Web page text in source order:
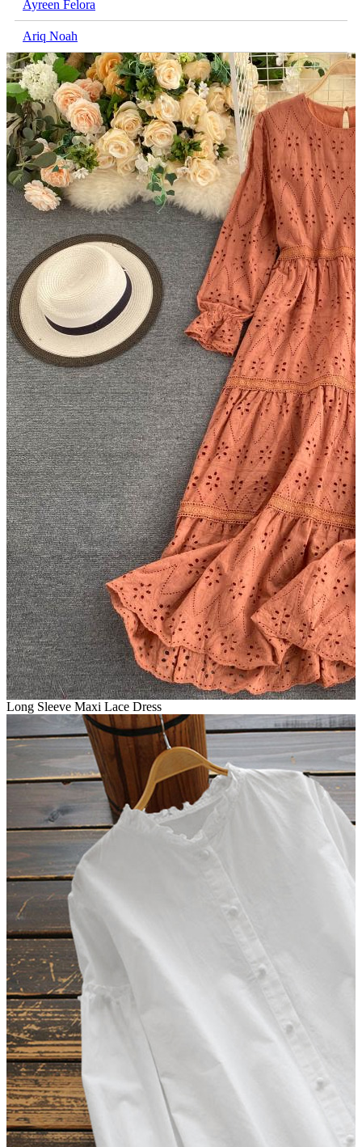
Ayreen Felora
Ariq Noah
Long Sleeve Maxi Lace Dress